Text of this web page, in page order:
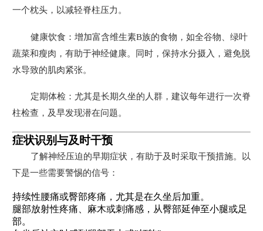
一个枕头，以减轻脊柱压力。
健康饮食：增加富含维生素B族的食物，如全谷物、绿叶
蔬菜和瘦肉，有助于神经健康。同时，保持水分摄入，避免脱
水导致的肌肉紧张。
定期体检：尤其是长期久坐的人群，建议每年进行一次脊
柱检查，及早发现潜在问题。
症状识别与及时干预
了解神经压迫的早期症状，有助于及时采取干预措施。以
下是一些需要警惕的信号：
持续性腰痛或臀部疼痛，尤其是在久坐后加重。
腿部放射性疼痛、麻木或刺痛感，从臀部延伸至小腿或足
部。